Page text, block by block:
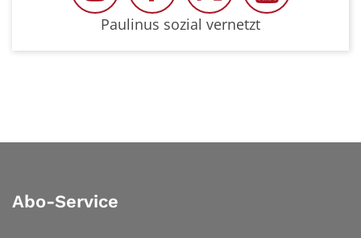
Paulinus sozial vernetzt
Abo-Service